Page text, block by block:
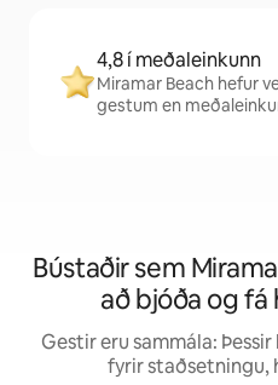
4,8 í meðaleinkunn
Miramar Beach hefur
gestum en
Bústaðir sem
að bjóða og fá
Gestir eru sammála:
fyrir